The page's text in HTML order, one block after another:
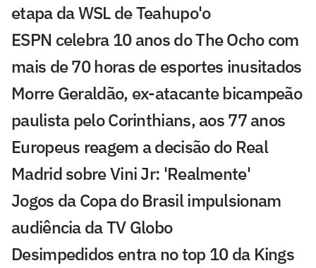
etapa da WSL de Teahupo'o
ESPN celebra 10 anos do The Ocho com
mais de 70 horas de esportes inusitados
Morre Geraldão, ex-atacante bicampeão
paulista pelo Corinthians, aos 77 anos
Europeus reagem a decisão do Real
Madrid sobre Vini Jr: 'Realmente'
Jogos da Copa do Brasil impulsionam
audiência da TV Globo
Desimpedidos entra no top 10 da Kings